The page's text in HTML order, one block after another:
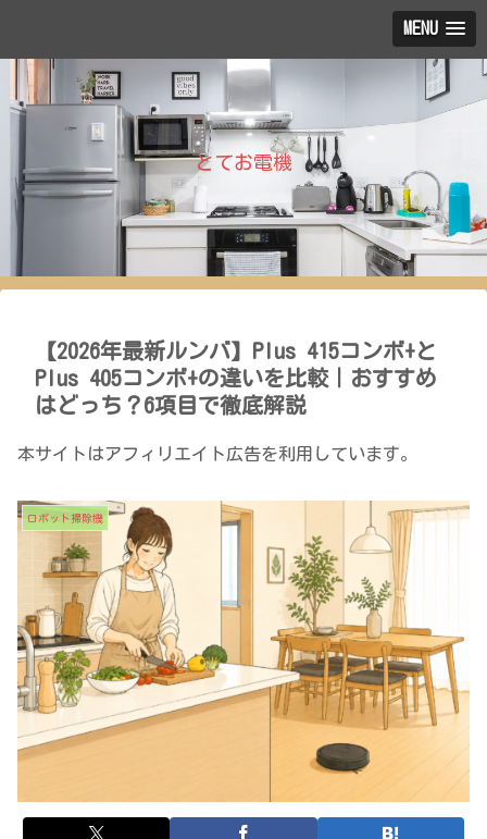
MENU
とてお電機
【2026年最新ルンバ】Plus 415コンボ+と
Plus 405コンボ+の違いを比較｜おすすめ
はどっち？6項目で徹底解説
本サイトはアフィリエイト広告を利用しています。
ロボット掃除機